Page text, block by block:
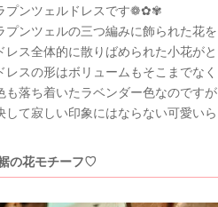
プンツェルドレスです❁✿✾
プンツェルの三つ編みに飾られた花を
レス全体的に散りばめられた小花が
レスの形はボリュームもそこまでなく
も落ち着いたラベンダー色なのですが
して寂しい印象にはならない可愛い
の花モチーフ♡